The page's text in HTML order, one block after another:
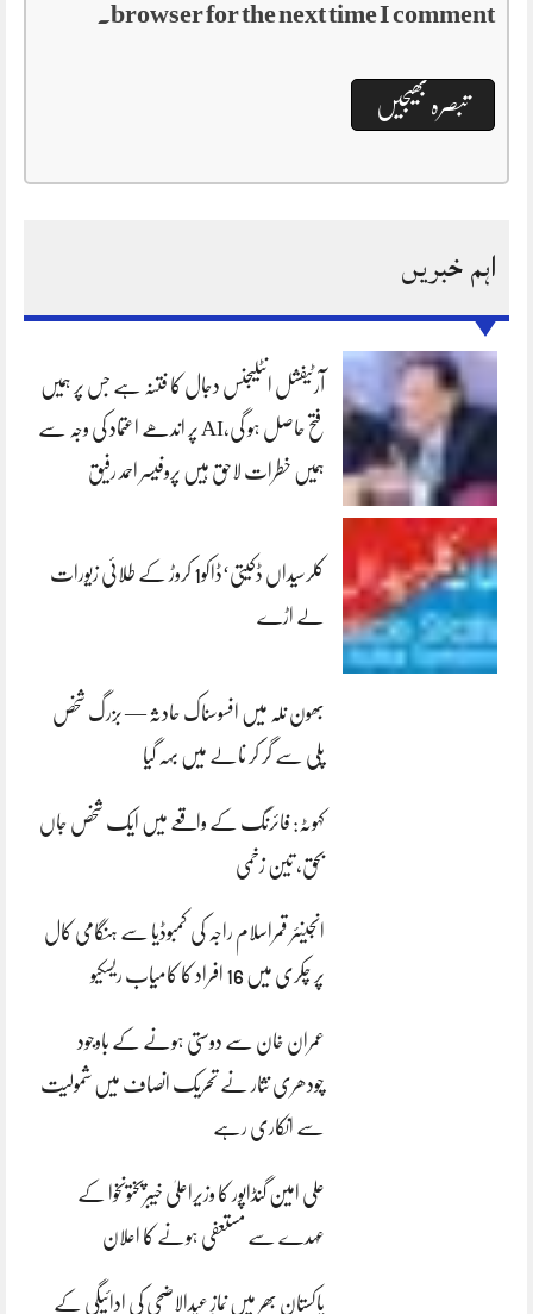
browser for the next time I comment.
اہم خبریں
آرٹیفشل انٹلیجنس دجال کا فتنہ ہے جس پر ہمیں
فتح حاصل ہو گی،AI پر اندھے اعتماد کی وجہ سے
ہمیں خطرات لاحق ہیں پروفیسر احمد رفیق
کلرسیداں ڈکیتی‘ڈاکو1 کروڑ کے طلائی زیورات
لے اڑے
بھون نلہ میں افسوسناک حادثہ — بزرگ شخص
پلی سے گر کر نالے میں بہہ گیا
کہوٹہ: فائرنگ کے واقعے میں ایک شخص جاں
بحق، تین زخمی
انجینئر قمراسلام راجہ کی کمبوڈیا سے ہنگامی کال
پر چکری میں 16 افراد کا کامیاب ریسکیو
عمران خان سے دوستی ہونے کے باوجود
چودھری نثار نے تحریک انصاف میں شمولیت
سے انکاری رہے
علی امین گنڈاپور کا وزیراعلیٰ خیبرپختونخوا کے
عہدے سے مستعفی ہونے کا اعلان
پاکستان بھر میں نمازِ عیدالاضحی کی ادائیگی کے